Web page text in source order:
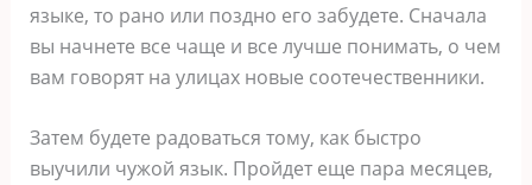
языке, то рано или поздно его забудете. Сначала
вы начнете все чаще и все лучше понимать, о чем
вам говорят на улицах новые соотечественники.
Затем будете радоваться тому, как быстро
выучили чужой язык. Пройдет еще пара месяцев,